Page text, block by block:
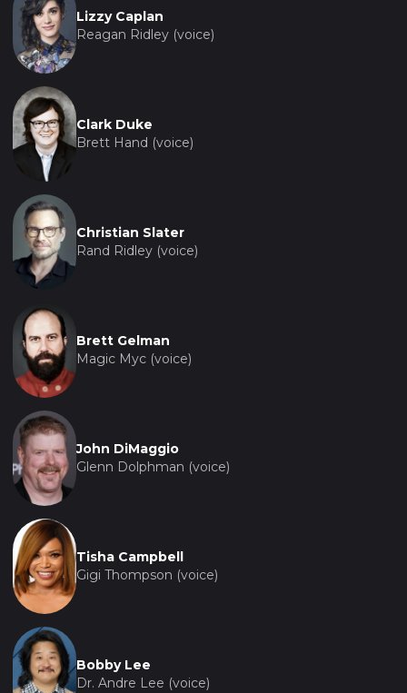
темы личной и профессиональной жизни в
современном обществе, делая его актуальным и
значимым для зрителей разных возрастов и
интересов.
Lizzy Caplan
Reagan Ridley (voice)
Clark Duke
Brett Hand (voice)
Christian Slater
Rand Ridley (voice)
Brett Gelman
Magic Myc (voice)
John DiMaggio
Glenn Dolphman (voice)
Tisha Campbell
Gigi Thompson (voice)
Bobby Lee
Dr. Andre Lee (voice)